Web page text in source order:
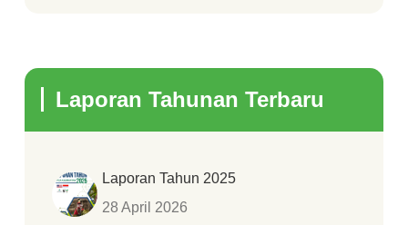
Laporan Tahunan Terbaru
Laporan Tahun 2025
28 April 2026